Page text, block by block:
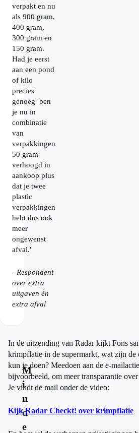
verpakt en nu
als 900 gram,
400 gram,
300 gram en
150 gram.
Had je eerst
aan een pond
of kilo
precies
genoeg ben
je nu in
combinatie
van
verpakkingen
50 gram
verhoogd in
aankoop plus
dat je twee
plastic
verpakkingen
hebt dus ook
meer
ongewenst
afval.'
- Respondent
over extra
uitgaven én
extra afval
M
i
n
d
e
In de uitzending van Radar kijkt Fons
krimpflatie in de supermarkt, wat zijn de
kun je doen? Meedoen aan de e-
bijvoorbeeld, om meer transparantie
Je vindt de mail onder de video:
Kijk Radar Checkt! over krimpflatie